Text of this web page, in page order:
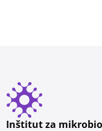
Inštitut za